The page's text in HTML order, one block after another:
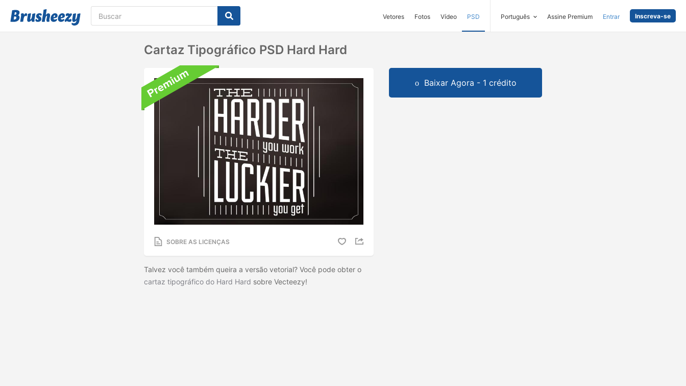
Vetores Fotos Vídeo PSD Português Assine Premium Entrar Inscreva-se
Cartaz Tipográfico PSD Hard Hard
SOBRE AS LICENÇAS
Talvez você também queira a versão vetorial? Você pode obter o
cartaz tipográfico do Hard Hard sobre Vecteezy!
Baixar Agora - 1 crédito